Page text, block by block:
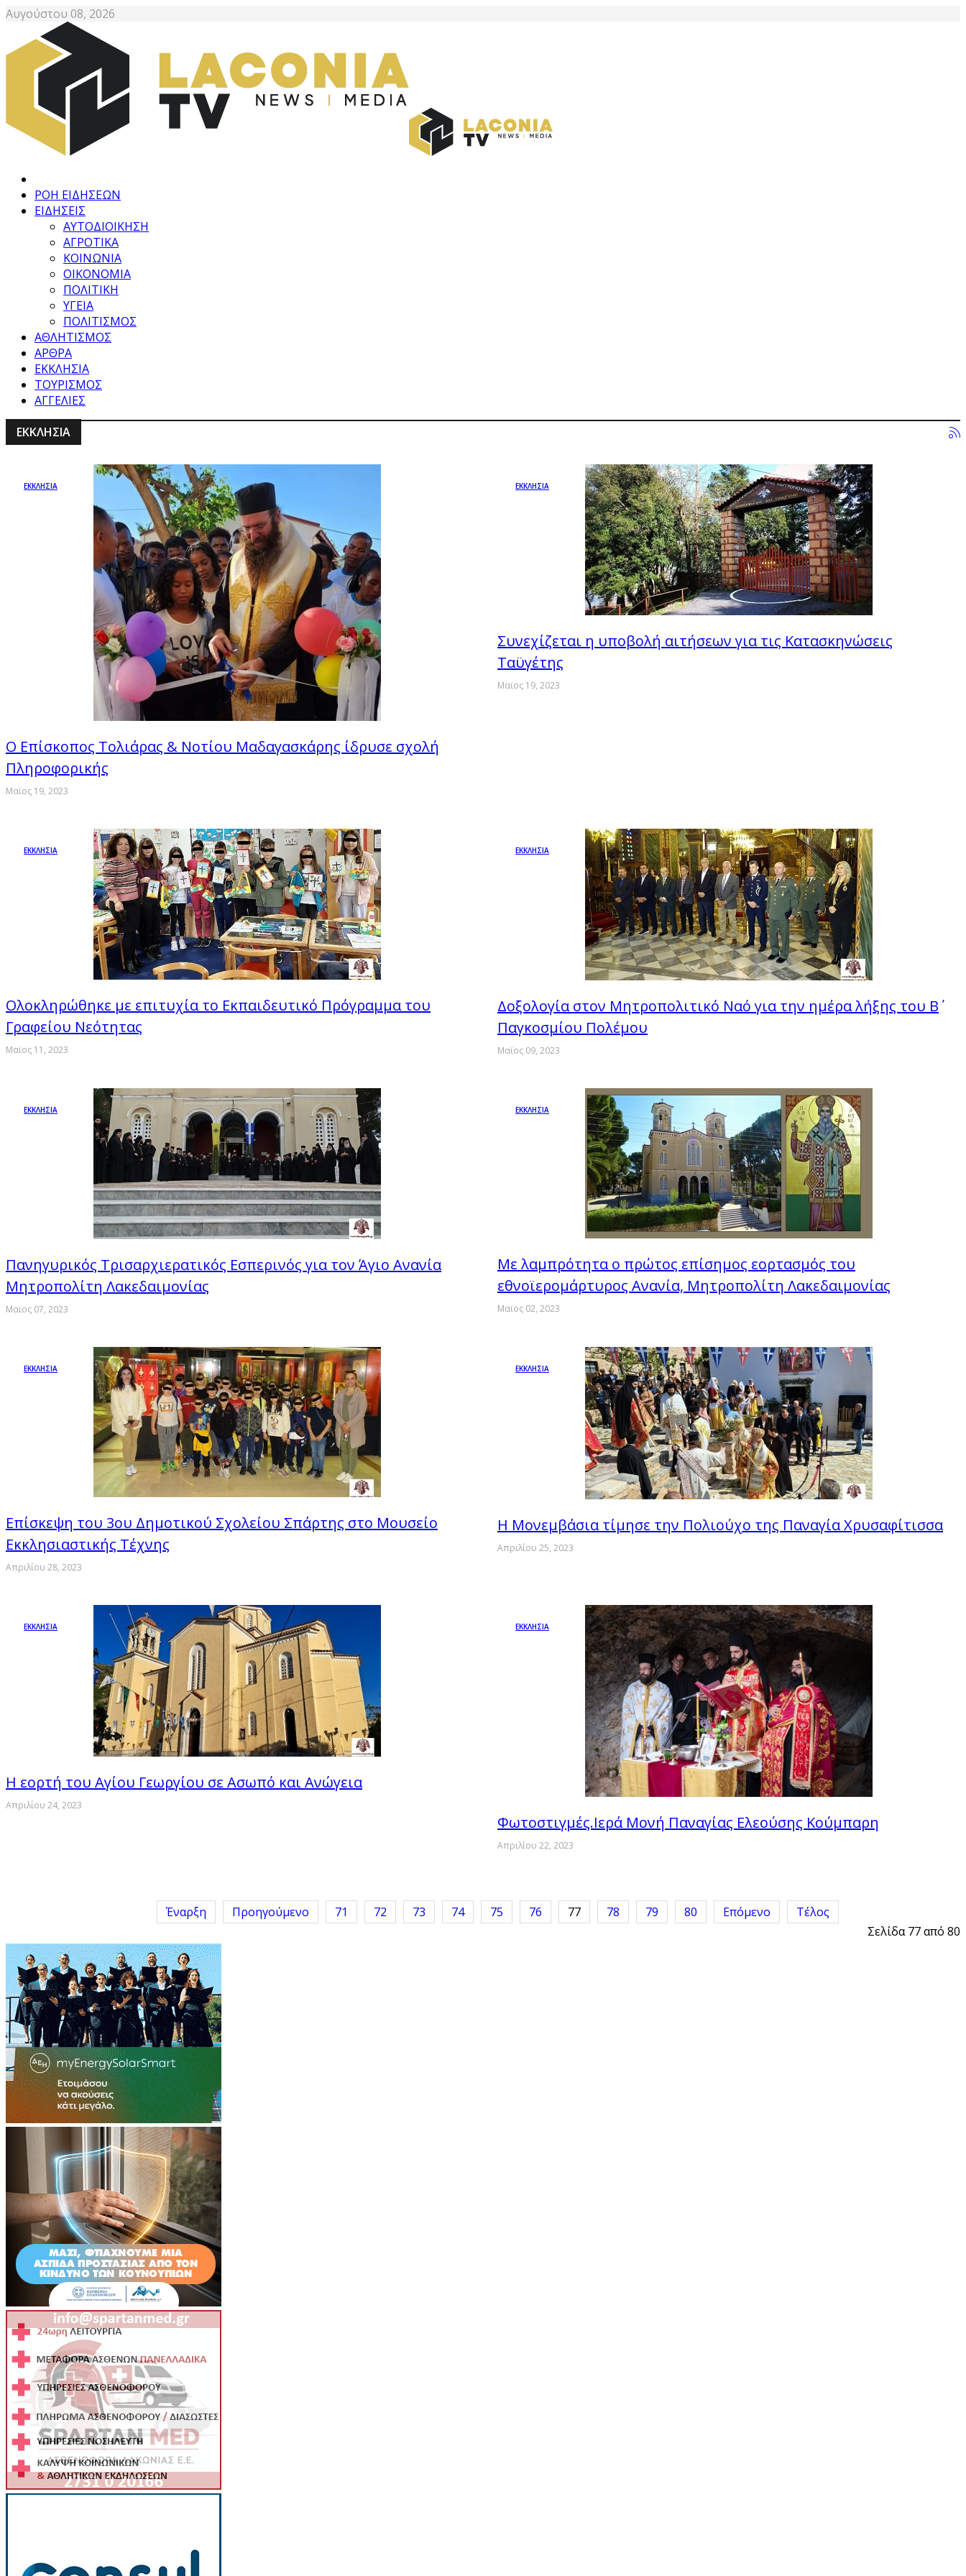
Αυγούστου 08, 2026
ΡΟΗ ΕΙΔΗΣΕΩΝ
ΕΙΔΗΣΕΙΣ
ΑΥΤΟΔΙΟΙΚΗΣΗ
ΑΓΡΟΤΙΚΑ
ΚΟΙΝΩΝΙΑ
ΟΙΚΟΝΟΜΙΑ
ΠΟΛΙΤΙΚΗ
ΥΓΕΙΑ
ΠΟΛΙΤΙΣΜΟΣ
ΑΘΛΗΤΙΣΜΟΣ
ΑΡΘΡΑ
ΕΚΚΛΗΣΙΑ
ΤΟΥΡΙΣΜΟΣ
ΑΓΓΕΛΙΕΣ
ΕΚΚΛΗΣΙΑ
ΕΚΚΛΗΣΙΑ
Ο Επίσκοπος Τολιάρας & Νοτίου Μαδαγασκάρης ίδρυσε σχολή
Πληροφορικής
Μαϊος 19, 2023
ΕΚΚΛΗΣΙΑ
Συνεχίζεται η υποβολή αιτήσεων για τις Κατασκηνώσεις
Ταϋγέτης
Μαϊος 19, 2023
ΕΚΚΛΗΣΙΑ
Ολοκληρώθηκε με επιτυχία το Εκπαιδευτικό Πρόγραμμα του
Γραφείου Νεότητας
Μαϊος 11, 2023
ΕΚΚΛΗΣΙΑ
Δοξολογία στον Μητροπολιτικό Ναό για την ημέρα λήξης του Β΄
Παγκοσμίου Πολέμου
Μαϊος 09, 2023
ΕΚΚΛΗΣΙΑ
Πανηγυρικός Τρισαρχιερατικός Εσπερινός για τον Άγιο Ανανία
Μητροπολίτη Λακεδαιμονίας
Μαϊος 07, 2023
ΕΚΚΛΗΣΙΑ
Με λαμπρότητα ο πρώτος επίσημος εορτασμός του
εθνοϊερομάρτυρος Ανανία, Μητροπολίτη Λακεδαιμονίας
Μαϊος 02, 2023
ΕΚΚΛΗΣΙΑ
Επίσκεψη του 3ου Δημοτικού Σχολείου Σπάρτης στο Μουσείο
Εκκλησιαστικής Τέχνης
Απριλίου 28, 2023
ΕΚΚΛΗΣΙΑ
Η Μονεμβάσια τίμησε την Πολιούχο της Παναγία Χρυσαφίτισσα
Απριλίου 25, 2023
ΕΚΚΛΗΣΙΑ
Η εορτή του Αγίου Γεωργίου σε Ασωπό και Ανώγεια
Απριλίου 24, 2023
ΕΚΚΛΗΣΙΑ
Φωτοστιγμές.Ιερά Μονή Παναγίας Ελεούσης Κούμπαρη
Απριλίου 22, 2023
Έναρξη Προηγούμενο 71 72 73 74 75 76 77 78 79 80 Επόμενο
Τέλος
Σελίδα 77 από 80